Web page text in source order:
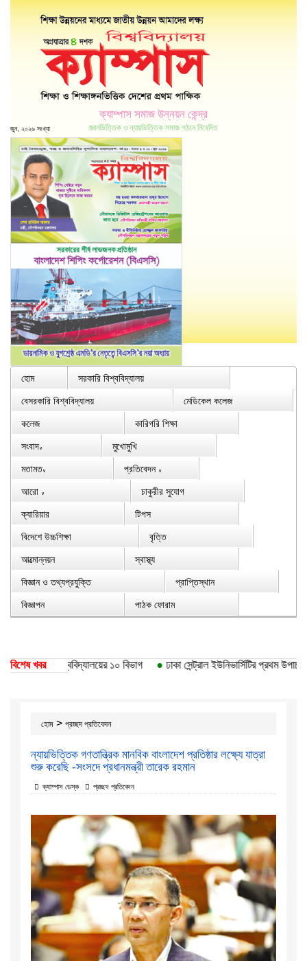
ক্যাম্পাস সমাজ উন্নয়ন কেন্দ্র
জ্ঞানভিত্তিক ও ন্যায়ভিত্তিক সমাজ গঠনে নিবেদিত
জুন, ২০২৬ সংখ্যা
হোম
সরকারি বিশ্ববিদ্যালয়
বেসরকারি বিশ্ববিদ্যালয়
মেডিকেল কলেজ
কলেজ
কারিগরি শিক্ষা
সংবাদ∨
মুখোমুখি
মতামত∨ প্রতিবেদন ∨
আরো ∨
চাকুরীর সুযোগ
ক্যারিয়ার
টিপস
বিদেশে উচ্চশিক্ষা
বৃত্তি
আত্মোন্নয়ন
স্বাস্থ্য
বিজ্ঞান ও তথ্যপ্রযুক্তি
প্রাপ্তিস্থান
বিজ্ঞাপন
পাঠক ফোরাম
বিশেষ খবর
ঢাকা বিশ্ববিদ্যালয়ের ১০ বিভাগ ● ঢাকা সেন্ট্রাল ইউনিভার্সিটির প্রথম উপাচার্য
হোম > প্রচ্ছদ প্রতিবেদন
ন্যায়ভিত্তিক গণতান্ত্রিক মানবিক বাংলাদেশ প্রতিষ্ঠার লক্ষ্যে যাত্রা
শুরু করেছি -সংসদে প্রধানমন্ত্রী তারেক রহমান
ক্যাম্পাস ডেস্ক প্রচ্ছদ প্রতিবেদন